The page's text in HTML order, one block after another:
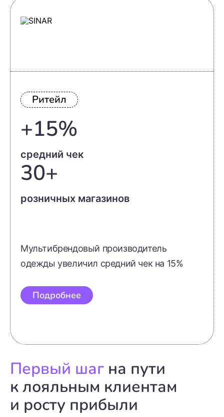
Ритейл
+15%
средний чек
30+
розничных магазинов
Мультибрендовый производитель
одежды увеличил средний чек на 15%
Подробнее
Первый шаг на пути
к лояльным клиентам
и росту прибыли